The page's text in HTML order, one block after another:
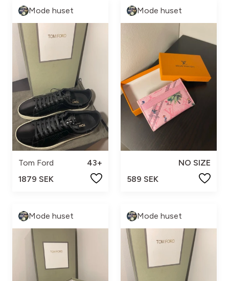
Mode huset
Tom Ford
43+
1879 SEK
Mode huset
NO SIZE
589 SEK
Mode huset Mode huset